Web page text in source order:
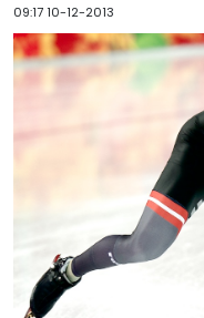
09:17 10-12-2013